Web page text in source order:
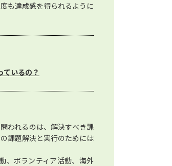
も達成感を得られるように
ているの？
われるのは、解決すべき課
課題解決と実行のためには
、ボランティア活動、海外